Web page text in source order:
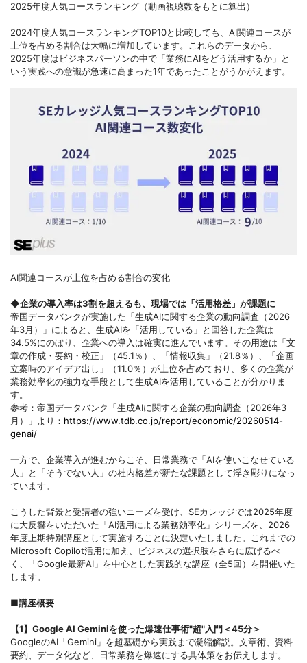
2025年度人気コースランキング（動画視聴数をもとに算出）
2024年度人気コースランキングTOP10と比較しても、AI関連コースが
上位を占める割合は大幅に増加しています。これらのデータから、
2025年度はビジネスパーソンの中で「業務にAIをどう活用するか」と
いう実践への意識が急速に高まった1年であったことがうかがえます。
AI関連コースが上位を占める割合の変化
◆企業の導入率は3割を超えるも、現場では「活用格差」が課題に
帝国データバンクが実施した「生成AIに関する企業の動向調査（2026
年3月）」によると、生成AIを「活用している」と回答した企業は
34.5%にのぼり、企業への導入は確実に進んでいます。その用途は「文
章の作成・要約・校正」（45.1％）、「情報収集」（21.8％）、「企画
立案時のアイデア出し」（11.0％）が上位を占めており、多くの企業が
業務効率化の強力な手段として生成AIを活用していることが分かりま
す。
参考：帝国データバンク「生成AIに関する企業の動向調査（2026年3
月）」より： https://www.tdb.co.jp/report/economic/20260514-
genai/
一方で、企業導入が進むからこそ、日常業務で「AIを使いこなせている
人」と「そうでない人」の社内格差が新たな課題として浮き彫りになっ
ています。
こうした背景と受講者の強いニーズを受け、SEカレッジでは2025年度
に大反響をいただいた「AI活用による業務効率化」シリーズを、2026
年度上期特別講座として実施することに決定いたしました。これまでの
Microsoft Copilot活用に加え、ビジネスの選択肢をさらに広げるべ
く、「Google最新AI」を中心とした実践的な講座（全5回）を開催いた
します。
■講座概要
【1】Google AI Geminiを使った爆速仕事術"超"入門＜45分＞
GoogleのAI「Gemini」を超基礎から実践まで凝縮解説。文章術、資料
要約、データ化など、日常業務を爆速にする具体策をお伝えします。